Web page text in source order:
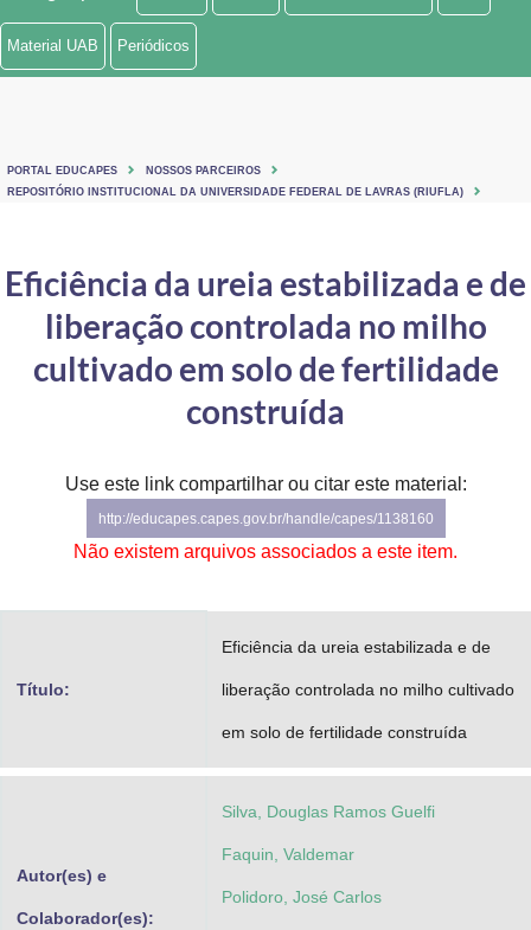
Ministério de Minas e Energia
Ministério do Turismo
Controladoria-Geral da União
Ministério da Mulher, da Família e dos Direitos Humanos
Gabinete de Segurança Institucional
Advocacia-Geral da União
Material UAB Periódicos
PORTAL EDUCAPES
NOSSOS PARCEIROS
REPOSITÓRIO INSTITUCIONAL DA UNIVERSIDADE FEDERAL DE LAVRAS (RIUFLA)
Eficiência da ureia estabilizada e de
liberação controlada no milho
cultivado em solo de fertilidade
construída
Use este link compartilhar ou citar este material:
http://educapes.capes.gov.br/handle/capes/1138160
Não existem arquivos associados a este item.
Título:
Eficiência da ureia estabilizada e de
liberação controlada no milho cultivado
em solo de fertilidade construída
Autor(es) e
Colaborador(es):
Silva, Douglas Ramos Guelfi
Faquin, Valdemar
Polidoro, José Carlos